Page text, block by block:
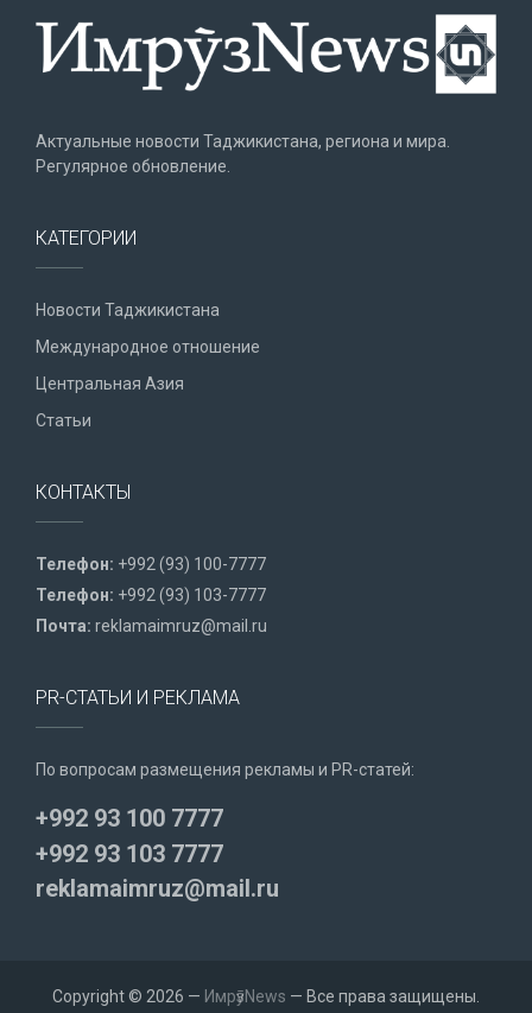
Актуальные новости Таджикистана, региона и мира.
Регулярное обновление.
КАТЕГОРИИ
Новости Таджикистана
Международное отношение
Центральная Азия
Статьи
КОНТАКТЫ
Телефон: +992 (93) 100-7777
Телефон: +992 (93) 103-7777
Почта: reklamaimruz@mail.ru
PR-СТАТЬИ И РЕКЛАМА
По вопросам размещения рекламы и PR-статей:
+992 93 100 7777
+992 93 103 7777
reklamaimruz@mail.ru
Copyright © 2026 — ИмрӯзNews — Все права защищены.